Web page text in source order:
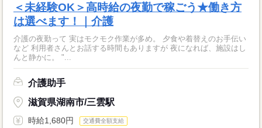
＜未経験OK＞高時給の夜勤で稼ごう★働き方
は選べます！｜介護
介護の夜勤って 実はモクモク作業が多め。 夕食や着替えのお手伝い
など 利用者さんとお話する時間もありますが 夜になれば、施設はし
んと静かに。 "...
介護助手
滋賀県湖南市/三雲駅
時給1,680円 交通費全額支給